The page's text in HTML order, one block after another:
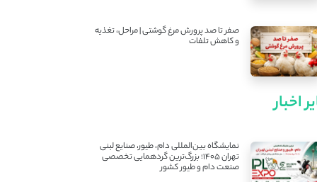
صفر تا صد پرورش مرغ گوشتی | مراحل، تغذیه
و کاهش تلفات
اخبار
نمایشگاه بین‌المللی دام، طیور، صنایع لبنی
تهران ۱۴۰۵؛ بزرگ‌ترین گردهمایی تخصصی
صنعت دام و طیور کشور